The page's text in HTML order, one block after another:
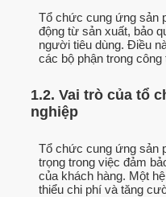
Tổ chức cung ứng sản
động từ sản xuất, bảo
người tiêu dùng. Điều
các bộ phận trong công
1.2. Vai trò của tổ
nghiệp
Tổ chức cung ứng sản
trọng trong việc đảm
của khách hàng. Một
thiểu chi phí và tăng